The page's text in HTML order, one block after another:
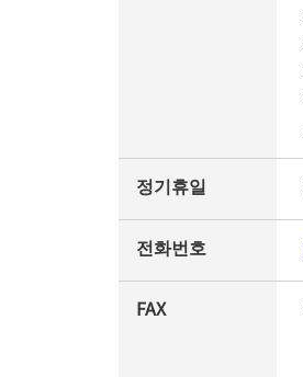
정기휴일
전화번호
FAX